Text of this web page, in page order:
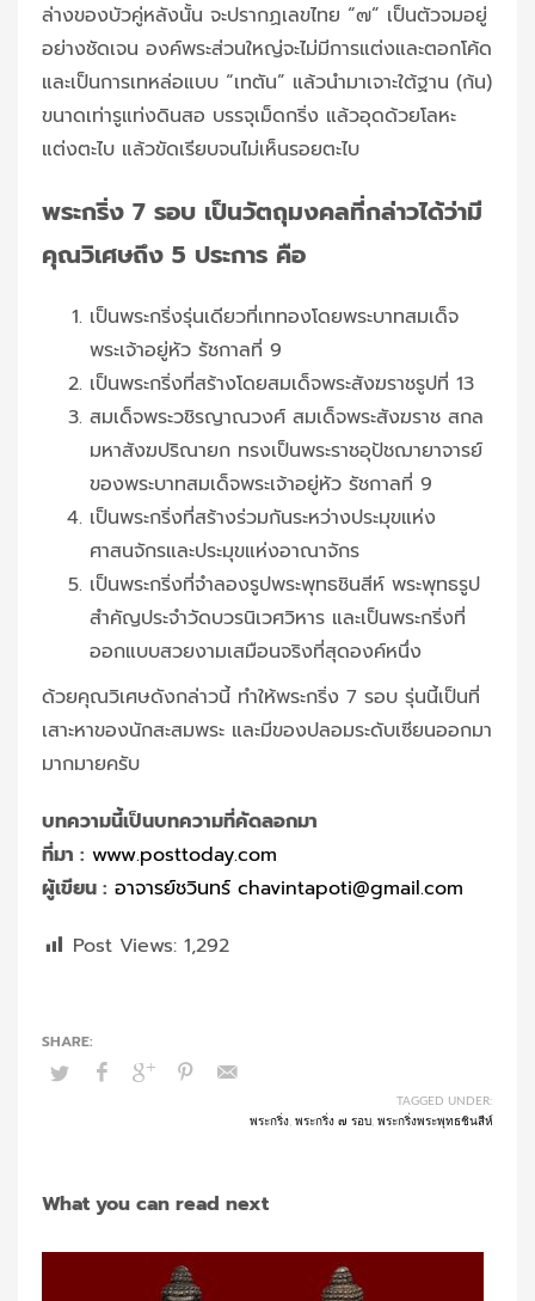
ล่างของบัวคู่หลังนั้น จะปรากฏเลขไทย “๗” เป็นตัวจมอยู่
อย่างชัดเจน องค์พระส่วนใหญ่จะไม่มีการแต่งและตอกโค้ด
และเป็นการเทหล่อแบบ “เทตัน” แล้วนำมาเจาะใต้ฐาน (ก้น)
ขนาดเท่ารูแท่งดินสอ บรรจุเม็ดกริ่ง แล้วอุดด้วยโลหะ
แต่งตะไบ แล้วขัดเรียบจนไม่เห็นรอยตะไบ
พระกริ่ง 7 รอบ เป็นวัตถุมงคลที่กล่าวได้ว่ามี
คุณวิเศษถึง 5 ประการ คือ
เป็นพระกริ่งรุ่นเดียวที่เททองโดยพระบาทสมเด็จ
พระเจ้าอยู่หัว รัชกาลที่ 9
เป็นพระกริ่งที่สร้างโดยสมเด็จพระสังฆราชรูปที่ 13
สมเด็จพระวชิรญาณวงศ์ สมเด็จพระสังฆราช สกล
มหาสังฆปริณายก ทรงเป็นพระราชอุปัชฌายาจารย์
ของพระบาทสมเด็จพระเจ้าอยู่หัว รัชกาลที่ 9
เป็นพระกริ่งที่สร้างร่วมกันระหว่างประมุขแห่ง
ศาสนจักรและประมุขแห่งอาณาจักร
เป็นพระกริ่งที่จำลองรูปพระพุทธชินสีห์ พระพุทธรูป
สำคัญประจำวัดบวรนิเวศวิหาร และเป็นพระกริ่งที่
ออกแบบสวยงามเสมือนจริงที่สุดองค์หนึ่ง
ด้วยคุณวิเศษดังกล่าวนี้ ทำให้พระกริ่ง 7 รอบ รุ่นนี้เป็นที่
เสาะหาของนักสะสมพระ และมีของปลอมระดับเซียนออกมา
มากมายครับ
บทความนี้เป็นบทความที่คัดลอกมา
ที่มา : www.posttoday.com
ผู้เขียน : อาจารย์ชวินทร์ chavintapoti@gmail.com
Post Views: 1,292
TAGGED UNDER:
พระกริ่ง, พระกริ่ง ๗ รอบ, พระกริ่งพระพุทธชินสีห์
What you can read next